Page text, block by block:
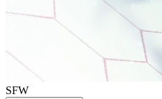
SFW